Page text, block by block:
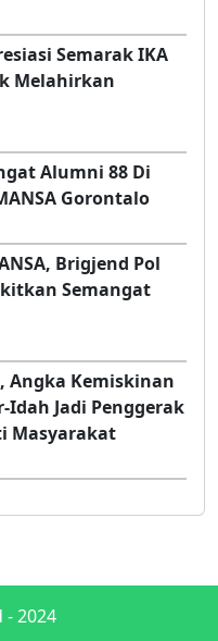
Gelar Fun
Dan Kampanye
Semarak IKA
Melahirkan
Alumni 88 Di
Gorontalo
Brigjend Pol
Semangat
Kemiskinan
Jadi Penggerak
Masyarakat